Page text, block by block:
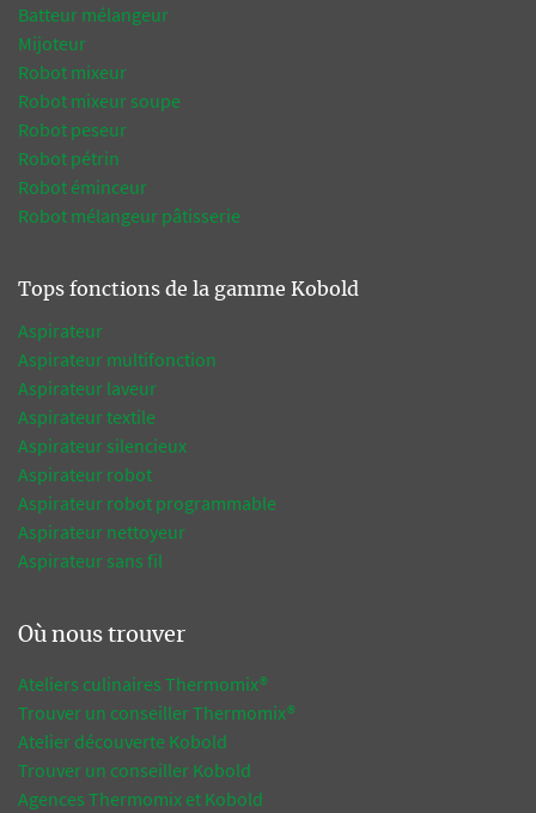
Batteur mélangeur
Mijoteur
Robot mixeur
Robot mixeur soupe
Robot peseur
Robot pétrin
Robot éminceur
Robot mélangeur pâtisserie
Tops fonctions de la gamme Kobold
Aspirateur
Aspirateur multifonction
Aspirateur laveur
Aspirateur textile
Aspirateur silencieux
Aspirateur robot
Aspirateur robot programmable
Aspirateur nettoyeur
Aspirateur sans fil
Où nous trouver
Ateliers culinaires Thermomix®
Trouver un conseiller Thermomix®
Atelier découverte Kobold
Trouver un conseiller Kobold
Agences Thermomix et Kobold